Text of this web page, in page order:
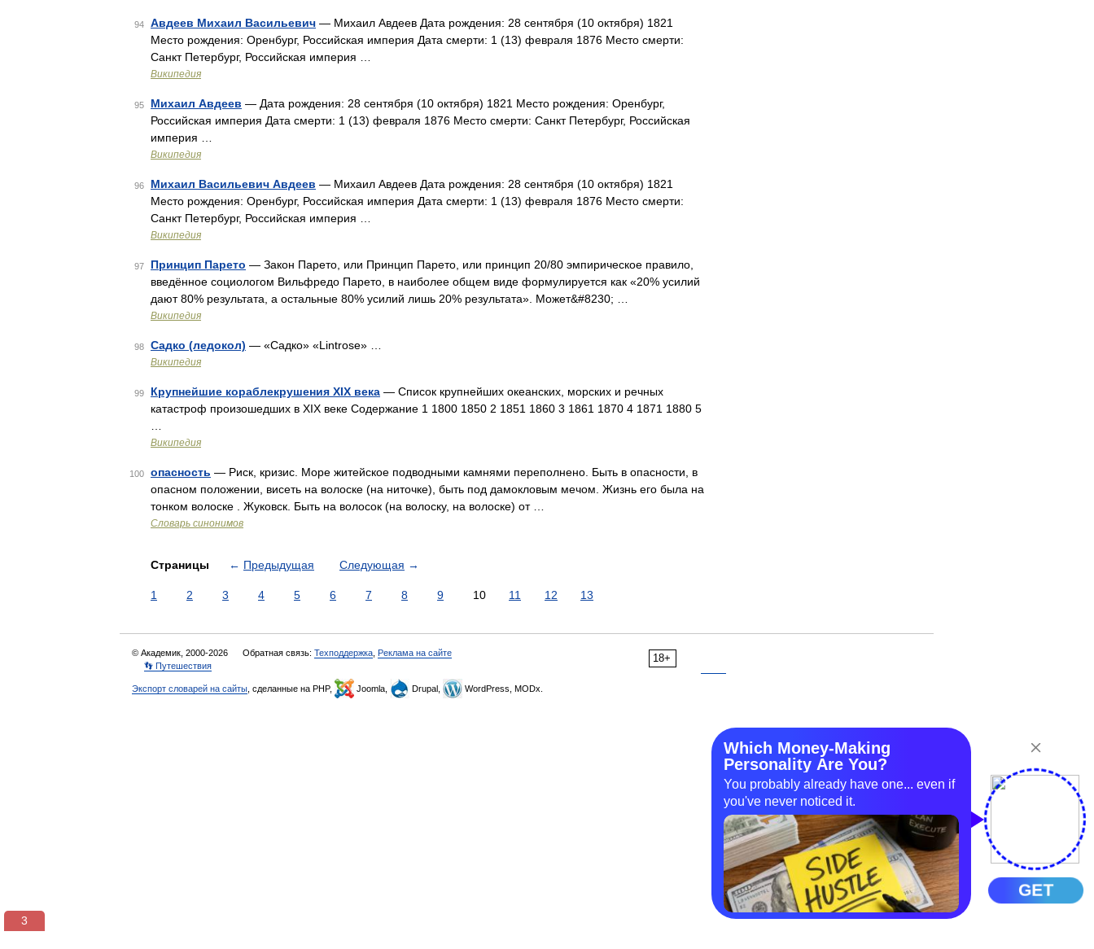
94 Авдеев Михаил Васильевич — Михаил Авдеев Дата рождения: 28 сентября (10 октября) 1821
Место рождения: Оренбург, Российская империя Дата смерти: 1 (13) февраля 1876 Место смерти:
Санкт Петербург, Российская империя …
Википедия
95 Михаил Авдеев — Дата рождения: 28 сентября (10 октября) 1821 Место рождения: Оренбург,
Российская империя Дата смерти: 1 (13) февраля 1876 Место смерти: Санкт Петербург, Российская
империя …
Википедия
96 Михаил Васильевич Авдеев — Михаил Авдеев Дата рождения: 28 сентября (10 октября) 1821
Место рождения: Оренбург, Российская империя Дата смерти: 1 (13) февраля 1876 Место смерти:
Санкт Петербург, Российская империя …
Википедия
97 Принцип Парето — Закон Парето, или Принцип Парето, или принцип 20/80 эмпирическое правило,
введённое социологом Вильфредо Парето, в наиболее общем виде формулируется как «20% усилий
дают 80% результата, а остальные 80% усилий лишь 20% результата». Может&#8230; …
Википедия
98 Садко (ледокол) — «Садко» «Lintrose» …
Википедия
99 Крупнейшие кораблекрушения XIX века — Список крупнейших океанских, морских и речных
катастроф произошедших в XIX веке Содержание 1 1800 1850 2 1851 1860 3 1861 1870 4 1871 1880 5
Википедия
100 опасность — Риск, кризис. Море житейское подводными камнями переполнено. Быть в опасности, в
опасном положении, висеть на волоске (на ниточке), быть под дамокловым мечом. Жизнь его была на
тонком волоске . Жуковск. Быть на волосок (на волоску, на волоске) от …
Словарь синонимов
Страницы ← Предыдущая Следующая →
1 2 3 4 5 6 7 8 9 10 11 12 13
18+
© Академик, 2000-2026 Обратная связь: Техподдержка Реклама на сайте
👣 Путешествия
Экспорт словарей на сайты , сделанные на PHP, Joomla, Drupal, WordPress, MODx.
2